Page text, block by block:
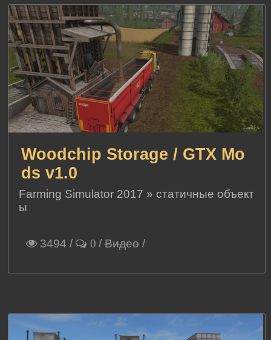
Woodchip Storage / GTX Mo
ds v1.0
Farming Simulator 2017 » статичные объект
ы
3494 / 0 /Видео/